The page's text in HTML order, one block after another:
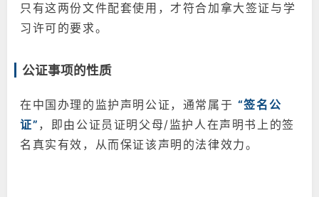
只有这两份文件配套使用，才符合加拿大签证与学
习许可的要求。
公证事项的性质
在中国办理的监护声明公证，通常属于 “签名公
证” ，即由公证员证明父母/监护人在声明书上的签
名真实有效，从而保证该声明的法律效力。